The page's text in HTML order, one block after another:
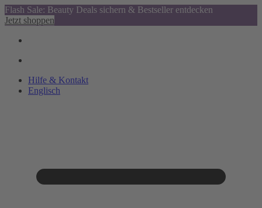
Flash Sale: Beauty Deals sichern & Bestseller entdecken
Jetzt shoppen
Hilfe & Kontakt
Englisch